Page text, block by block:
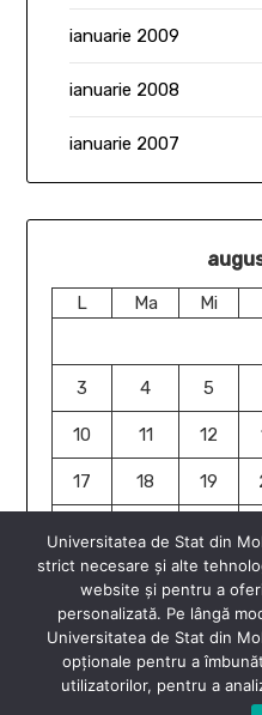
ianuarie 2009
ianuarie 2008
ianuarie 2007
L Ma Mi
3 4 5
10 11 12
17 18 19
31
«
Universitatea de Stat din
strict necesare și alte
website și pentru a
personalizată. Pe lângă
Universitatea de Stat din
opționale pentru a
utilizatorilor, pentru a